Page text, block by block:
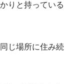
りと持っている
じ場所に住み続